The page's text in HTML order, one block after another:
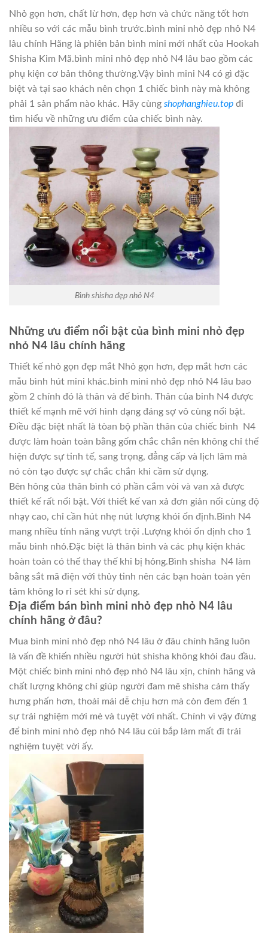
Nhỏ gọn hơn, chất lừ hơn, đẹp hơn và chức năng tốt hơn
nhiều so với các mẫu bình trước.bình mini nhỏ đẹp nhỏ N4
lâu chính Hãng là phiên bản bình mini mới nhất của Hookah
Shisha Kim Mã.bình mini nhỏ đẹp nhỏ N4 lâu bao gồm các
phụ kiện cơ bản thông thường.Vậy bình mini N4 có gì đặc
biệt và tại sao khách nên chọn 1 chiếc bình này mà không
phải 1 sản phẩm nào khác. Hãy cùng shophanghieu.top đi
tìm hiểu về những ưu điểm của chiếc bình này.
Bình shisha đẹp nhỏ N4
Những ưu điểm nổi bật của bình mini nhỏ đẹp
nhỏ N4 lâu chính hãng
Thiết kế nhỏ gọn đẹp mắt Nhỏ gọn hơn, đẹp mắt hơn các
mẫu bình hút mini khác.bình mini nhỏ đẹp nhỏ N4 lâu bao
gồm 2 chính đó là thân và đế bình. Thân của binh N4 được
thiết kế mạnh mẽ với hình dạng đáng sợ vô cùng nổi bật.
Điều đặc biệt nhất là tòan bộ phần thân của chiếc bình N4
được làm hoàn toàn bằng gốm chắc chắn nên không chỉ thể
hiện được sự tinh tế, sang trọng, đẳng cấp và lịch lãm mà
nó còn tạo được sự chắc chắn khi cầm sử dụng.
Bên hông của thân bình có phần cắm vòi và van xả được
thiết kế rất nổi bật. Với thiết kế van xả đơn giản nổi cùng độ
nhạy cao, chỉ cần hút nhẹ nút lượng khói ổn định.Bình N4
mang nhiều tính năng vượt trội .Lượng khói ổn dịnh cho 1
mẫu bình nhỏ.Đặc biệt là thân bình và các phụ kiện khác
hoàn toàn có thể thay thế khi bị hỏng.Bình shisha N4 làm
bằng sắt mã điện với thủy tinh nên các bạn hoàn toàn yên
tâm không lo rỉ sét khi sử dụng.
Địa điểm bán bình mini nhỏ đẹp nhỏ N4 lâu
chính hãng ở đâu?
Mua bình mini nhỏ đẹp nhỏ N4 lâu ở đâu chính hãng luôn
là vấn đề khiến nhiều người hút shisha không khỏi đau đầu.
Một chiếc bình mini nhỏ đẹp nhỏ N4 lâu xịn, chính hãng và
chất lượng không chỉ giúp người đam mê shisha cảm thấy
hưng phấn hơn, thoải mái dễ chịu hơn mà còn đem đến 1
sự trải nghiệm mới mẻ và tuyệt vời nhất. Chính vì vậy đừng
để bình mini nhỏ đẹp nhỏ N4 lâu cùi bắp làm mất đi trải
nghiệm tuyệt vời ấy.